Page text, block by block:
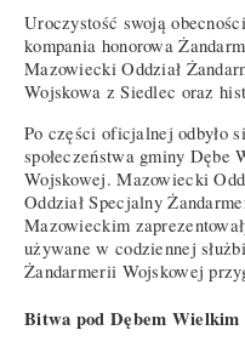
Uroczystość swoją
kompania honorowa
Mazowiecki Oddział
Wojskowa z Siedlec oraz
Po części oficjalnej odbyło
społeczeństwa gminy
Wojskowej. Mazowiecki
Oddział Specjalny
Mazowieckim
używane w codziennej
Żandarmerii Wojskowej
Bitwa pod Dębem Wielkim